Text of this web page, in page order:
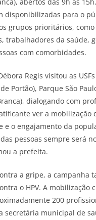
abertos das 9h às
disponibilizadas para o
grupos prioritários, como
trabalhadores da saúde,
com comorbidades.
Regis visitou as
Portão), Parque São
dialogando com
ver a mobilização
e o engajamento da
pessoas sempre será
a prefeita.
a gripe, a campanha
o HPV. A mobilização
200
secretária municipal de